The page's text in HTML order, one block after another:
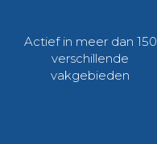
Actief in meer dan 150
verschillende
vakgebieden